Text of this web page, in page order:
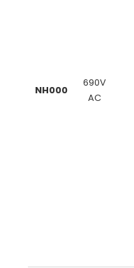
NH000
690V
AC